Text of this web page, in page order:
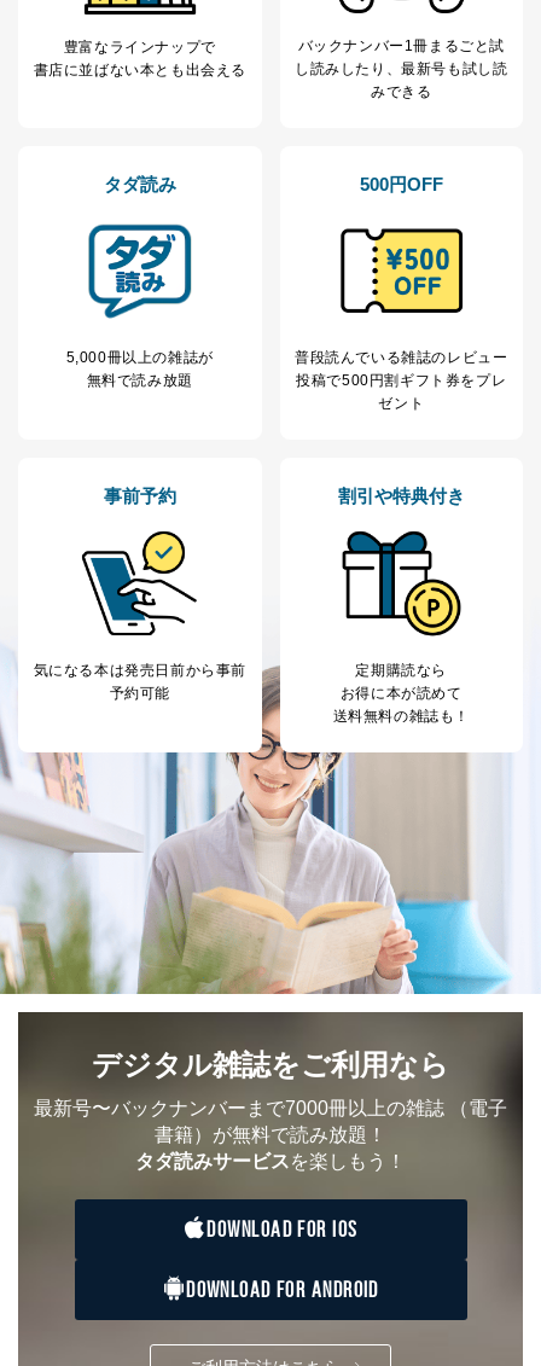
本人の同意を得ることなく第三者に提供することはあり
法令に基づく場合
人の生命､身体または財産の保護のために必要がある
に特に必要がある場合であって、本人の同意を得るこ
国の機関もしくは地方公共団体またはその委託を受け
た者が法令の定める事務を遂行することに対して協力
する必要がある場合であって、本人の同意を得ること
により当該事務の遂行に支障を及ぼすおそれがあると
き。
だ企業に、業務の一部として個人情報の取扱いを委
託・提供する場合、その業務に必要な範囲で委託・提
供先企業に個人情報を開示することがあります。
トカード決済などの決済代行・料金回収会社、広
告配信サービス会社
提供先：出版社、出版物発売元、卸売会社、販売
店など商品の供給者、梱包会社、配送会社、新聞
販売店などの梱包・配送・配達会社
４．開示対象個人情報の「開示」「訂正」等の請求につ
いて
当社は、本人から、開示対象個人情報について利用目的
の通知を求められた場合には、遅滞なくこれに応じま
す。ただし、以下①～④のいずれかに該当する場合は、
利用目的の通知を行なうことはできません。そのとき
は、本人に遅滞無くその旨を通知するとともに、理由を
説明させていただきます。
①利用目的を本人に通知し、又は公表することによって
本人又は第三者の生命、身体、財産その他の権利利益を
害するおそれがある場合
②利用目的を本人に通知し、又は公表することによって
当該事業者の権利又は正当な利益を害するおそれがある
場合
③国の機関又は地方公共団体が法令の定める事務を遂行
事務の遂行に支障を及ぼすおそれがあるとき
開示対象個人情報については、保有個人データの本人ま
たはその代理人からの利用目的の通知、開示、変更等
に対応させていただいております。 当社顧客の皆様の
個人情報は「マイページ」にログインしていただくこと
で、訂正、追加、変更を行っていただくことが出来ま
す。マイページをご利用いただけない方、その他の方に
つきましては、下記Aをご覧ください。 また、ご登録い
ただいた個人情報のうち、市町村などの名称および郵便
豊富なラインナップで
書店に並ばない本とも出会える
バックナンバー1冊まるごと試
し読み したり、最新号も試し読
みできる
タダ読み
5,000冊以上の雑誌が
無料で読み放題
500円OFF
普段読んでいる雑誌のレビュー
投稿で500円割ギフト券をプレ
ゼント
事前予約
気になる本は発売日前から事前
予約可能
割引や特典付き
定期購読なら
お得に本が読めて
送料無料の雑誌も！
デジタル雑誌をご利用なら
最新号〜バックナンバーまで7000冊以上の雑誌 （電子
書籍）が無料で読み放題！
タダ読みサービスを楽しもう！
DOWNLOAD FOR IOS
DOWNLOAD FOR ANDROID